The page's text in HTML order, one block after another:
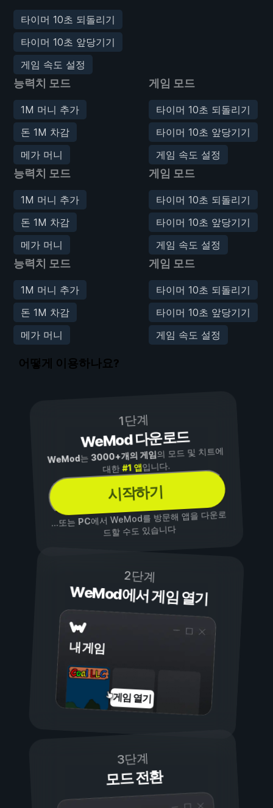
타이머 10초 되돌리기
타이머 10초 앞당기기
게임 속도 설정
능력치 모드
1M 머니 추가
돈 1M 차감
메가 머니
게임 모드
타이머 10초 되돌리기
타이머 10초 앞당기기
게임 속도 설정
능력치 모드
1M 머니 추가
돈 1M 차감
메가 머니
게임 모드
타이머 10초 되돌리기
타이머 10초 앞당기기
게임 속도 설정
능력치 모드
1M 머니 추가
돈 1M 차감
메가 머니
게임 모드
타이머 10초 되돌리기
타이머 10초 앞당기기
게임 속도 설정
어떻게 이용하나요?
1단계
WeMod 다운로드
WeMod는3000+개의 게임의 모드 및 치트에
대한#1 앱입니다.
시작하기
...또는PC에서 WeMod를 방문해 앱을 다운로
드할 수도 있습니다
2단계
WeMod에서 게임 열기
내 게임
게임 열기
3단계
모드 전환